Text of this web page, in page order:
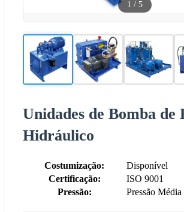
1 / 5
Unidades de Bomba de
Hidráulico
Costumização:
Disponível
Certificação:
ISO 9001
Pressão:
Pressão Média